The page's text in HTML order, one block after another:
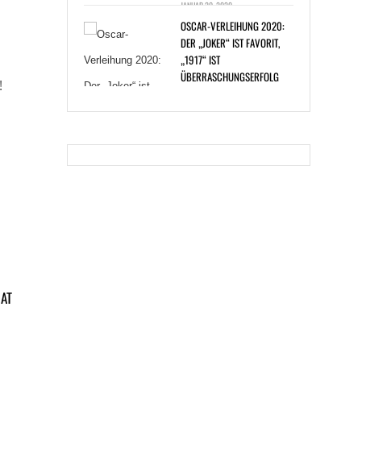
JANUAR 20, 2020
OSCAR-VERLEIHUNG 2020:
DER „JOKER“ IST FAVORIT,
„1917“ IST
ÜBERRASCHUNGSERFOLG